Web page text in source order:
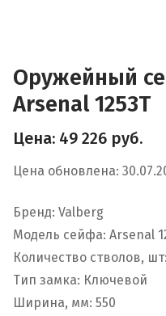
Оружейный
Arsenal 1253Т
Цена: 49 226 руб.
Цена обновлена:
Бренд: Valberg
Модель сейфа: Arsenal
Количество стволов,
Тип замка: Ключевой
Ширина, мм: 550